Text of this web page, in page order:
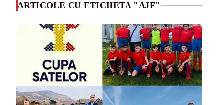
ARTICOLE CU ETICHETA "AJF"